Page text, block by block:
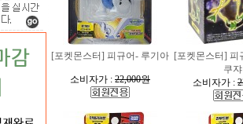
[포켓몬스터] 피규어- 루기아
소비자가 : 22,000원
[포켓몬스터] 피
쿠쟈
소비자가 :